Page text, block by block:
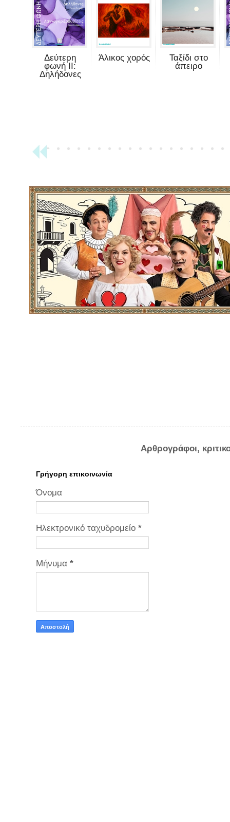
Δεύτερη
φωνή II:
Δηλήδονες
Άλικος χορός
Ταξίδι στο
άπειρο
Αρθρογράφοι,
Γρήγορη επικοινωνία
Όνομα
Ηλεκτρονικό ταχυδρομείο *
Μήνυμα *